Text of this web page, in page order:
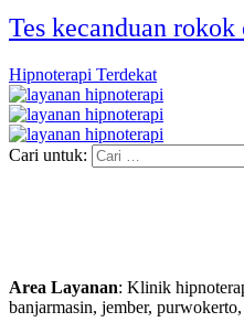
Tes kecanduan
Hipnoterapi Terdekat
Cari untuk:
Area Layanan: Klinik
banjarmasin, jember,